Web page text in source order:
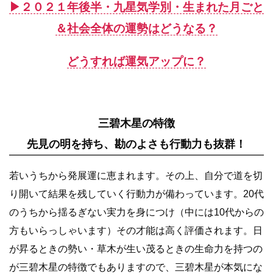
▶︎２０２１年後半・九星気学別・生まれた月ごと
＆社会全体の運勢はどうなる？
どうすれば運気アップに？
三碧木星の特徴
先見の明を持ち、勘のよさも行動力も抜群！
若いうちから発展運に恵まれます。その上、自分で道を切
り開いて結果を残していく行動力が備わっています。20代
のうちから揺るぎない実力を身につけ（中には10代からの
方もいらっしゃいます）その才能は高く評価されます。日
が昇るときの勢い・草木が生い茂るときの生命力を持つの
が三碧木星の特徴でもありますので、三碧木星が本気にな